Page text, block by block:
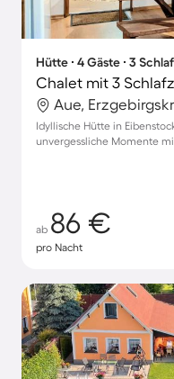
Hütte ∙ 4 Gäste ∙ 3
Chalet mit 3
Aue,
Idyllische Hütte in
unvergessliche Momente
ab 86 €
pro Nacht